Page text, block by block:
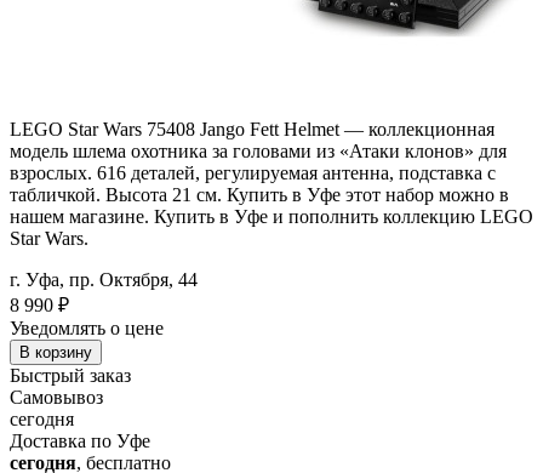
LEGO Star Wars 75408 Jango Fett Helmet — коллекционная
модель шлема охотника за головами из «Атаки клонов» для
взрослых. 616 деталей, регулируемая антенна, подставка с
табличкой. Высота 21 см. Купить в Уфе этот набор можно в
нашем магазине. Купить в Уфе и пополнить коллекцию LEGO
Star Wars.
г. Уфа, пр. Октября, 44
8 990 ₽
Уведомлять о цене
В корзину
Быстрый заказ
Самовывоз
сегодня
Доставка по Уфе
сегодня, бесплатно